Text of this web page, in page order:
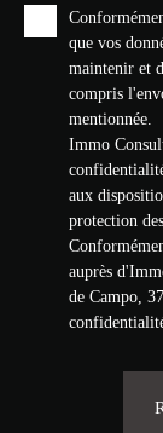
que vos
maintenir et
compris
mentionnée.
Immo
aux
protection
auprès
de Campo,